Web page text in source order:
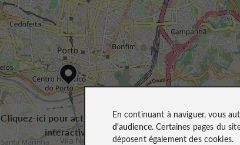
Cliquez-ici pour activer la carte
interactive
En continuant à naviguer, vous
d'audience. Certaines pages du
déposent également des cookies.